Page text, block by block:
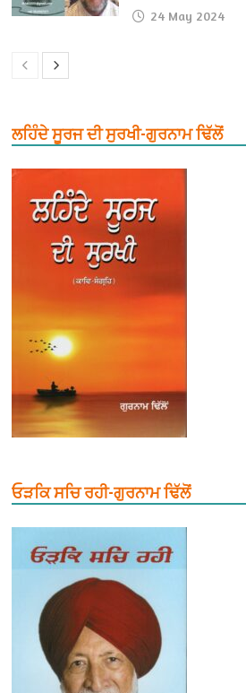
24 May 2024
ਲਹਿੰਦੇ ਸੂਰਜ ਦੀ ਸੁਰਖੀ-ਗੁਰਨਾਮ ਢਿੱਲੋਂ
ਓੜਕਿ ਸਚਿ ਰਹੀ-ਗੁਰਨਾਮ ਢਿੱਲੋਂ